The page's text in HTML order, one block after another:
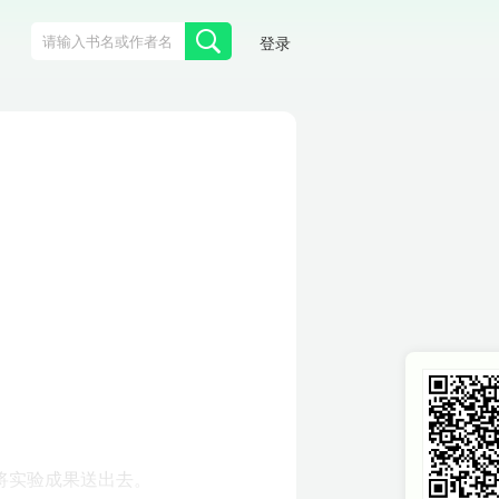
登录
验成果送出去。